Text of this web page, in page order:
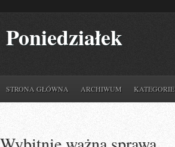
Poniedziałek
STRONA GŁÓWNA ARCHIWUM KATEGORIE